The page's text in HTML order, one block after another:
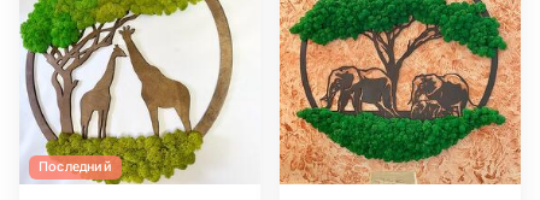
Последний